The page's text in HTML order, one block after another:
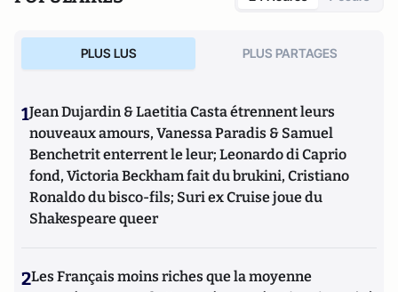
PLUS LUS PLUS PARTAGES
1Jean Dujardin & Laetitia Casta étrennent leurs
nouveaux amours, Vanessa Paradis & Samuel
Benchetrit enterrent le leur; Leonardo di Caprio
fond, Victoria Beckham fait du brukini, Cristiano
Ronaldo du bisco-fils; Suri ex Cruise joue du
Shakespeare queer
2Les Français moins riches que la moyenne